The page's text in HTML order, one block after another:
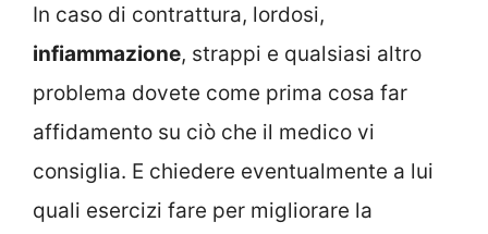
In caso di contrattura, lordosi,
infiammazione, strappi e qualsiasi altro
problema dovete come prima cosa far
affidamento su ciò che il medico vi
consiglia. E chiedere eventualmente a lui
quali esercizi fare per migliorare la